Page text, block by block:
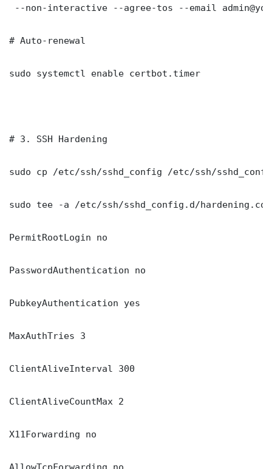
--non-interactive --agree-tos --email
# Auto-renewal
sudo systemctl enable certbot.timer
# 3. SSH Hardening
sudo cp /etc/ssh/sshd_config /etc/ssh/
sudo tee -a /etc/ssh/sshd_config.d/
PermitRootLogin no
PasswordAuthentication no
PubkeyAuthentication yes
MaxAuthTries 3
ClientAliveInterval 300
ClientAliveCountMax 2
X11Forwarding no
AllowTcpForwarding no